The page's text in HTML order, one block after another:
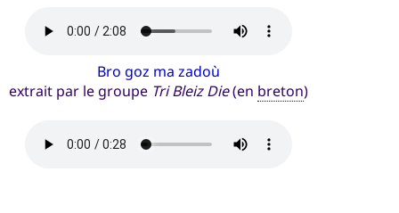
Bro goz ma zadoù
extrait par le groupe Tri Bleiz Die(en breton)